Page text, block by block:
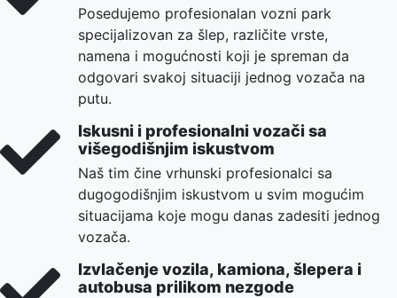
Posedujemo profesionalan vozni park
specijalizovan za šlep, različite vrste,
namena i mogućnosti koji je spreman da
odgovari svakoj situaciji jednog vozača na
putu.
Iskusni i profesionalni vozači sa
višegodišnjim iskustvom
Naš tim čine vrhunski profesionalci sa
dugogodišnjim iskustvom u svim mogućim
situacijama koje mogu danas zadesiti jednog
vozača.
Izvlačenje vozila, kamiona, šlepera i
autobusa prilikom nezgode